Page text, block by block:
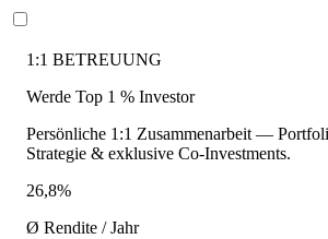
1:1 BETREUUNG
Werde Top 1 % Investor
Persönliche 1:1 Zusammenarbeit —
Strategie & exklusive Co-Investments.
26,8%
Ø Rendite / Jahr